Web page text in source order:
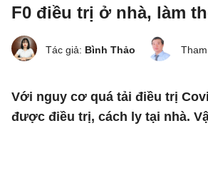
F0 điều trị ở nhà, làm
Tác giả: Bình Thảo
Với nguy cơ quá tải điều trị
được điều trị, cách ly tại nhà.